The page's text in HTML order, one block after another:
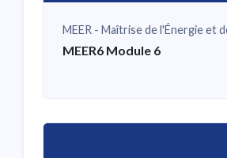
MEER6 Module 6